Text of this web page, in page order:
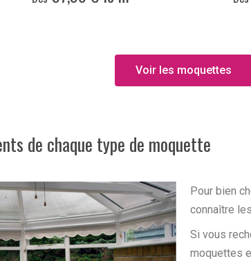
Voir les moquettes
de chaque type de moquette
Pour bien
connaître
Si vous
moquettes